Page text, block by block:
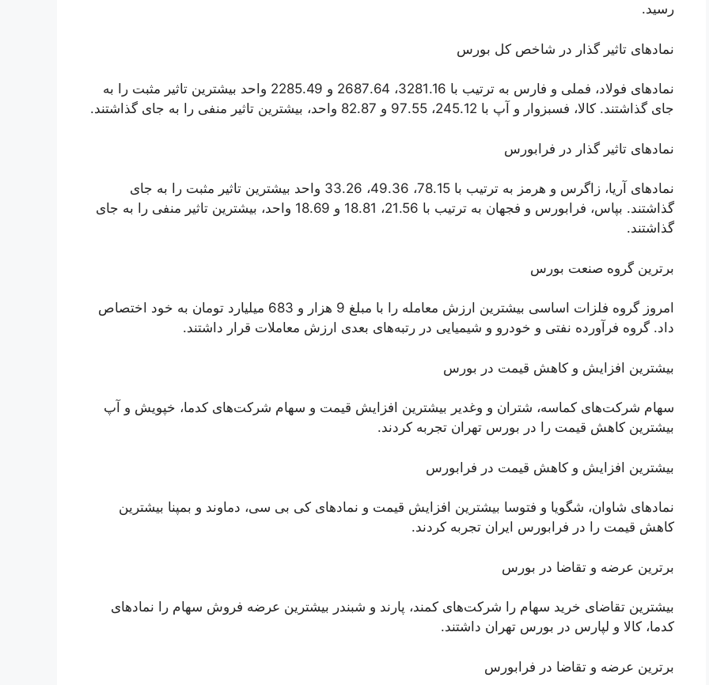
رسید.
نماد‌های تاثیر گذار در شاخص کل بورس
نماد‌های فولاد، فملی و فارس به ترتیب با 3281.16، 2687.64 و 2285.49 واحد بیشترین تاثیر مثبت را به
جای گذاشتند. کالا، فسبزوار و آپ با 245.12، 97.55 و 82.87 واحد، بیشترین تاثیر منفی را به جای گذاشتند.
نماد‌های تاثیر گذار در فرابورس
نماد‌های آریا، زاگرس و هرمز به ترتیب با 78.15، 49.36، 33.26 واحد بیشترین تاثیر مثبت را به جای
گذاشتند. بپاس، فرابورس و فجهان به ترتیب با 21.56، 18.81 و 18.69 واحد، بیشترین تاثیر منفی را به جای
گذاشتند.
برترین گروه صنعت بورس
امروز گروه فلزات اساسی بیشترین ارزش معامله را با مبلغ 9 هزار و 683 میلیارد تومان به خود اختصاص
داد. گروه فرآورده نفتی و خودرو و شیمیایی در رتبه‌های بعدی ارزش معاملات قرار داشتند.
بیشترین افزایش و کاهش قیمت در بورس
سهام شرکت‌های کماسه، شتران و وغدیر بیشترین افزایش قیمت و سهام شرکت‌های کدما، خپویش و آپ
بیشترین کاهش قیمت را در بورس تهران تجربه کردند.
بیشترین افزایش و کاهش قیمت در فرابورس
نماد‌های شاوان، شگویا و فتوسا بیشترین افزایش قیمت و نماد‌های کی بی سی، دماوند و بمپنا بیشترین
کاهش قیمت را در فرابورس ایران تجربه کردند.
برترین عرضه و تقاضا در بورس
بیشترین تقاضای خرید سهام را شرکت‌های کمند، پارند و شبندر بیشترین عرضه فروش سهام را نماد‌های
کدما، کالا و لپارس در بورس تهران داشتند.
برترین عرضه و تقاضا در فرابورس